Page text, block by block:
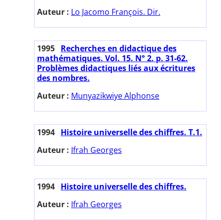
Auteur : Lo Jacomo François. Dir.
1995 Recherches en didactique des
mathématiques. Vol. 15. N° 2. p. 31-62.
Problèmes didactiques liés aux écritures
des nombres.
Auteur : Munyazikwiye Alphonse
1994 Histoire universelle des chiffres. T.1.
Auteur : Ifrah Georges
1994 Histoire universelle des chiffres.
Auteur : Ifrah Georges